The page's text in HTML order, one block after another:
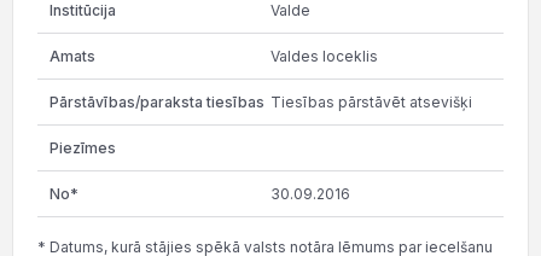
Valde
Valdes loceklis
Tiesības pārstāvēt atsevišķi
30.09.2016
* Datums, kurā stājies spēkā valsts notāra lēmums par iecelšanu